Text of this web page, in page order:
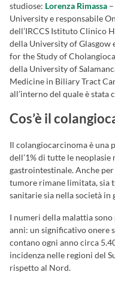
studiose: Lorenza Rimassa
University e responsabile
dell’IRCCS Istituto Clinico
della University of Glasgow
for the Study of
della University of
Medicine in Biliary Tract
all’interno del quale è stata
Cos’è il
Il colangiocarcinoma è una
dell’1% di tutte le
gastrointestinale. Anche
tumore rimane limitata, sia
sanitarie sia nella società in
I numeri della malattia
anni: un significativo onere
contano ogni anno circa
incidenza nelle regioni del
rispetto al Nord.